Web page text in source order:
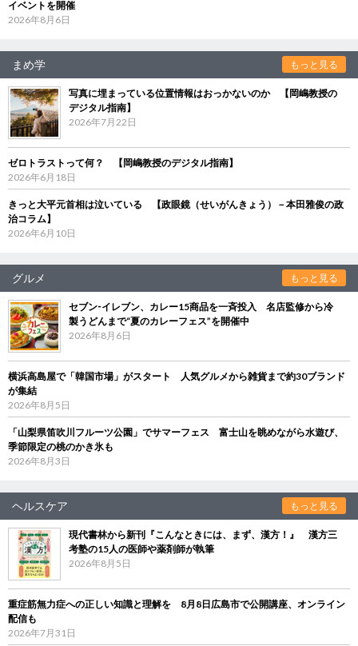
イベントを開催
2026年8月6日
まめ学 もっと見る
写真に埋まっている位置情報はおっかないのか 【岡嶋教授の
デジタル指南】
2026年7月22日
ゼロトラストって何？ 【岡嶋教授のデジタル指南】
2026年6月18日
きっと大平元首相は泣いている 【政眼鏡（せいがんきょう）－本田雅俊の政
治コラム】
2026年6月10日
グルメ もっと見る
セブン‐イレブン、カレー15商品を一斉投入 名店監修から冷
製うどんまで“夏のカレーフェス”を開催中
2026年8月6日
横浜高島屋で「韓国市場」がスタート 人気グルメから雑貨まで約30ブランド
が集結
2026年8月5日
「山梨県笛吹川フルーツ公園」でサマーフェス 富士山を眺めながら水遊び、
季節限定の桃のかき氷も
2026年8月3日
ヘルスケア もっと見る
現代書林から新刊『こんなときには、まず、漢方！』 漢方三
考塾の15人の医師や薬剤師が執筆
2026年8月5日
重症筋無力症への正しい知識と理解を 8月8日広島市で公開講座、オンライン
配信も
2026年7月31日